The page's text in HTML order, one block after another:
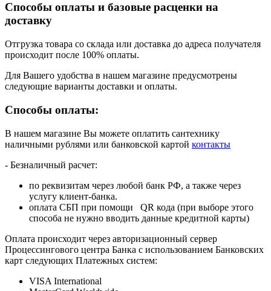
Способы оплаты и базовые расценки на
доставку
Отгрузка товара со склада или доставка до адреса получателя
происходит после 100% оплаты.
Для Вашего удобства в нашем магазине предусмотрены
следующие варианты доставки и оплаты.
Способы оплаты:
В нашем магазине Вы можете оплатить сантехнику
наличными рублями или банковской картой контакты
- Безналичный расчет:
по реквизитам через любой банк РФ, а также через
услугу клиент-банка.
оплата СБП при помощи QR кода (при выборе этого
способа не нужно вводить данные кредитной карты)
Оплата происходит через авторизационный сервер
Процессингового центра Банка с использованием Банковских
карт следующих Платежных систем:
VISA International